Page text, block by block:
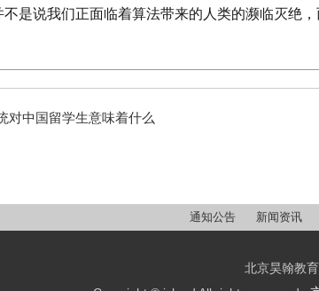
是说我们正面临着算法带来的人类的濒临灭绝
对中国留学生意味着什么
通知公告 新闻资讯
北京昊翰教